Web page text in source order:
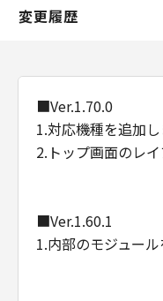
変更履歴
■Ver.1.70.0
1.対応機種を追加し
2.トップ画面のレ
■Ver.1.60.1
1.内部のモジュール